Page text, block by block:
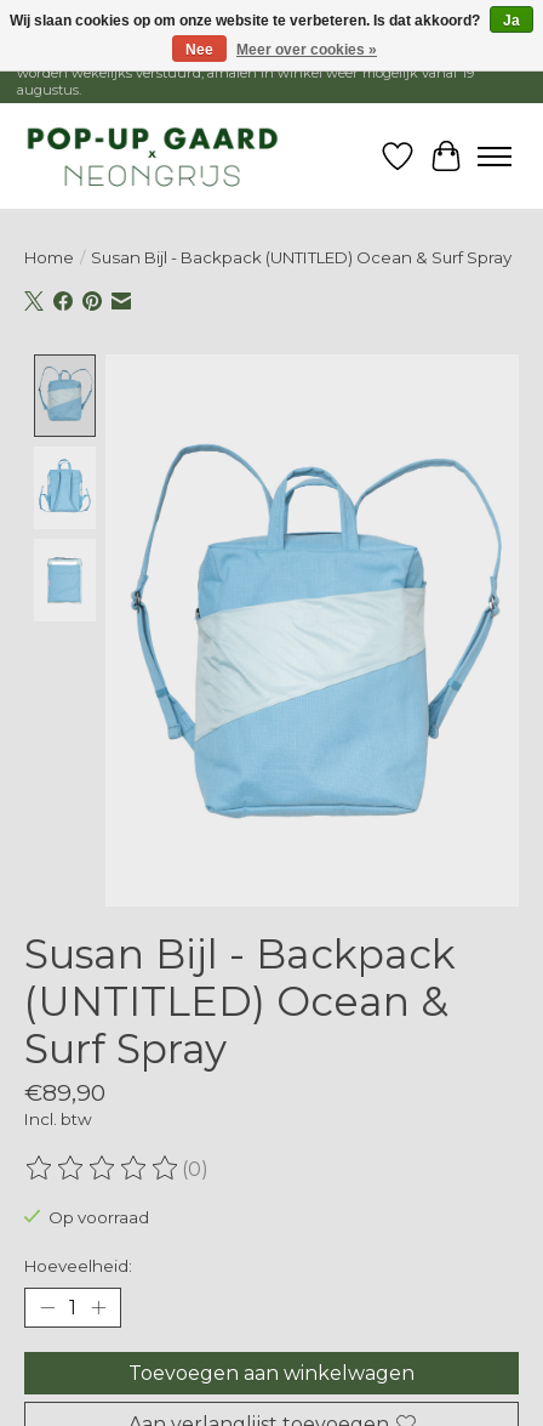
1 - 15 augustus is de winkel gesloten, webshop blijft open. Bestellingen
worden wekelijks verstuurd, afhalen in winkel weer mogelijk vanaf 19
augustus.
Verlanglijst
Home / Susan Bijl - Backpack (UNTITLED) Ocean & Surf Spray
Susan Bijl - Backpack
(UNTITLED) Ocean &
Surf Spray
€89,90
Incl. btw
De beoordeling van dit product is
(0)
Op voorraad
Hoeveelheid:
Toevoegen aan winkelwagen
Wij slaan cookies op om onze website te verbeteren. Is dat akkoord?
Ja
Nee
Meer over cookies »